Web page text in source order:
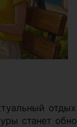
станет